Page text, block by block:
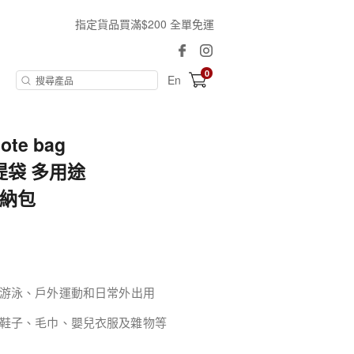
指定貨品買滿$200 全單免運
En 0
bag
袋 多用途
包
泳、戶外運動和日常外出用
子、毛巾、嬰兒衣服及雜物等